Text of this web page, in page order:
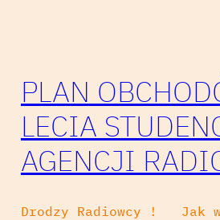
PLAN
LECIA
AGENCJI
Drodzy Radiowcy ! Jak